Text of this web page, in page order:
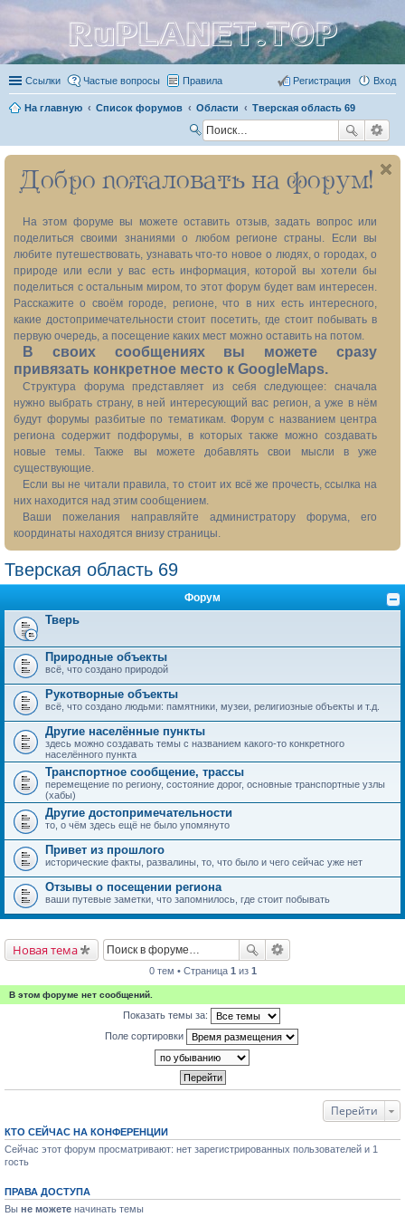
RuPLANET.TOP
Ссылки Частые вопросы Правила Вход
Регистрация
На главную Список форумов Области Тверская область 69
ск
Добро пожаловать на форум!
На этом форуме вы можете оставить отзыв, задать вопрос или
поделиться своими знаниями о любом регионе страны. Если вы
любите путешествовать, узнавать что-то новое о людях, о городах, о
природе или если у вас есть информация, которой вы хотели бы
поделиться с остальным миром, то этот форум будет вам интересен.
Расскажите о своём городе, регионе, что в них есть интересного,
какие достопримечательности стоит посетить, где стоит побывать в
первую очередь, а посещение каких мест можно оставить на потом.
В своих сообщениях вы можете сразу
привязать конкретное место к GoogleMaps.
Структура форума представляет из себя следующее: сначала
нужно выбрать страну, в ней интересующий вас регион, а уже в нём
будут форумы разбитые по тематикам. Форум с названием центра
региона содержит подфорумы, в которых также можно создавать
новые темы. Также вы можете добавлять свои мысли в уже
существующие.
Если вы не читали правила, то стоит их всё же прочесть, ссылка на
них находится над этим сообщением.
Ваши пожелания направляйте администратору форума, его
координаты находятся внизу страницы.
Тверская область 69
Форум
Тверь
Природные объекты
всё, что создано природой
Рукотворные объекты
всё, что создано людьми: памятники, музеи, религиозные объекты и т.д.
Другие населённые пункты
здесь можно создавать темы с названием какого-то конкретного
населённого пункта
Транспортное сообщение, трассы
перемещение по региону, состояние дорог, основные транспортные узлы
(хабы)
Другие достопримечательности
то, о чём здесь ещё не было упомянуто
Привет из прошлого
исторические факты, развалины, то, что было и чего сейчас уже нет
Отзывы о посещении региона
ваши путевые заметки, что запомнилось, где стоит побывать
Новая тема
0 тем • Страница 1 из 1
В этом форуме нет сообщений.
Показать темы за:
Поле сортировки
Перейти
КТО СЕЙЧАС НА КОНФЕРЕНЦИИ
Сейчас этот форум просматривают: нет зарегистрированных пользователей и 1
гость
ПРАВА ДОСТУПА
Вы не можете начинать темы